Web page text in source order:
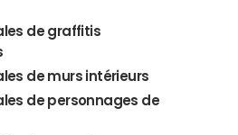
de graffitis
de murs intérieurs
de personnages de